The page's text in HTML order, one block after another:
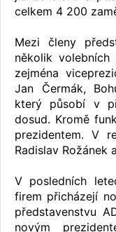
celkem 4 200
Mezi členy
několik
zejména
Jan Čermák,
který působí v
dosud. Kromě
prezidentem. V
Radislav Rožánek
V posledních
firem přicházejí
představenstvu
novým